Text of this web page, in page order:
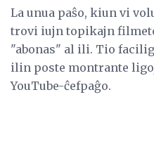
La unua paŝo, kiun vi
trovi iujn topikajn
"abonas" al ili. Tio
ilin poste montrante
YouTube-ĉefpaĝo.